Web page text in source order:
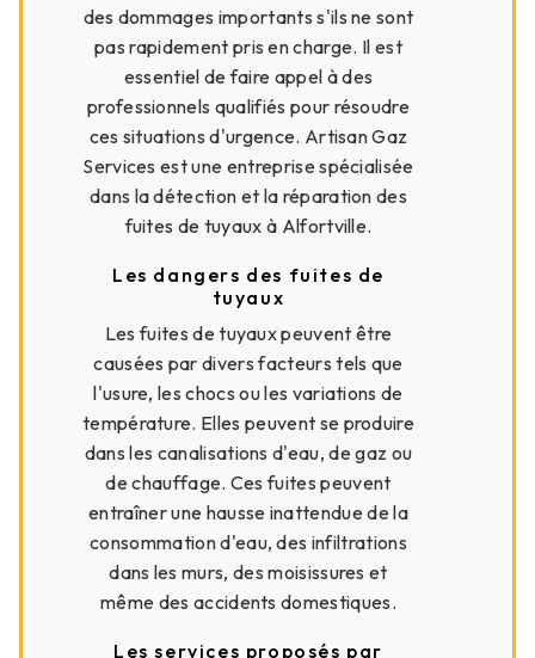
des dommages importants s'ils ne sont
pas rapidement pris en charge. Il est
essentiel de faire appel à des
professionnels qualifiés pour résoudre
ces situations d'urgence. Artisan Gaz
Services est une entreprise spécialisée
dans la détection et la réparation des
fuites de tuyaux à Alfortville.
Les dangers des fuites de
tuyaux
Les fuites de tuyaux peuvent être
causées par divers facteurs tels que
l'usure, les chocs ou les variations de
température. Elles peuvent se produire
dans les canalisations d'eau, de gaz ou
de chauffage. Ces fuites peuvent
entraîner une hausse inattendue de la
consommation d'eau, des infiltrations
dans les murs, des moisissures et
même des accidents domestiques.
Les services proposés par